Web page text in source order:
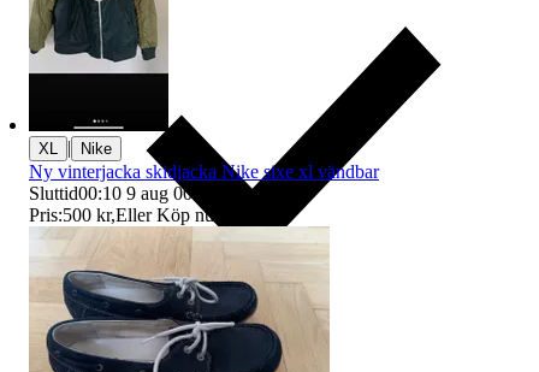
XL | Nike
Ny vinterjacka skidjacka Nike sixe xl vändbar
Sluttid00:10 9 aug 00:10
Pris:500 kr,Eller Köp nu